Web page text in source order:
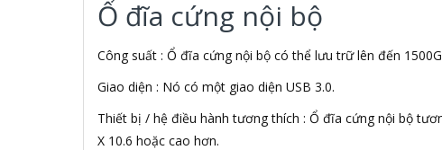
Aibo
Aibot
AIPTEK
Air Mouse
Airmouse
Ổ đĩa cứng nội bộ
Công suất : Ổ đĩa cứng nội bộ có thể lưu trữ lên đến
Giao diện : Nó có một giao diện USB 3.0.
Thiết bị / hệ điều hành tương thích : Ổ đĩa cứng nội bộ
X 10.6 hoặc cao hơn.